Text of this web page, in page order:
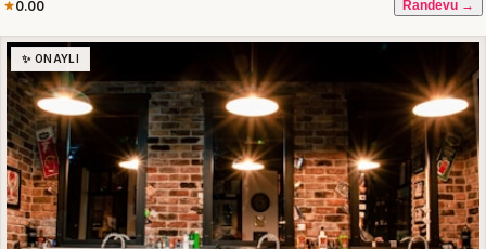
0.00 Randevu →
✨ ONAYLI